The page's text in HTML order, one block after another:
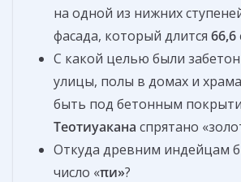
на одной из нижних
фасада, который длится 66,6
С какой целью были
улицы, полы в домах и
быть под бетонным
Теотиуакана спрятано
Откуда древним индейцам
число «πи»?